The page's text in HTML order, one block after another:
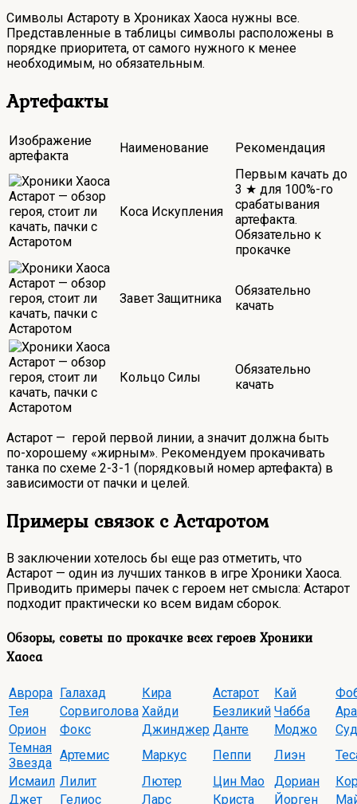
Символы Астароту в Хрониках Хаоса нужны все.
Представленные в таблицы символы расположены в
порядке приоритета, от самого нужного к менее
необходимым, но обязательным.
Артефакты
Изображение
артефакта
Наименование Рекомендация
Коса Искупления
Первым качать до
3 ★ для 100%-го
срабатывания
артефакта.
Обязательно к
прокачке
Завет Защитника
Обязательно
качать
Кольцо Силы
Обязательно
качать
Астарот — герой первой линии, а значит должна быть
по-хорошему «жирным». Рекомендуем прокачивать
танка по схеме 2-3-1 (порядковый номер артефакта) в
зависимости от пачки и целей.
Примеры связок с Астаротом
В заключении хотелось бы еще раз отметить, что
Астарот — один из лучших танков в игре Хроники Хаоса.
Приводить примеры пачек с героем нет смысла: Астарот
подходит практически ко всем видам сборок.
Обзоры, советы по прокачке всех героев Хроники
Хаоса
Аврора Галахад Кира Астарот Кай
Тея
Сорвиголова Хайди Безликий Чабба
Орион
Фокс Джинджер Данте Моджо
Темная
Звезда
Артемис Маркус Пеппи Лиэн
Исмаил Лилит Лютер Цин Мао Дориан
Джет
Гелиос Ларс Криста Йорген